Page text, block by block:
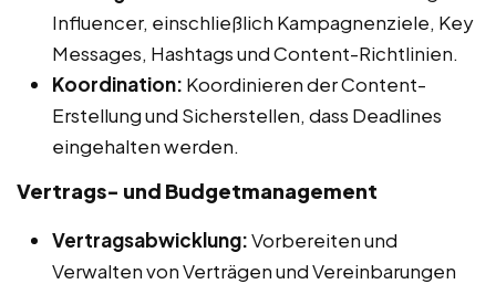
Influencer, einschließlich Kampagnenziele, Key
Messages, Hashtags und Content-Richtlinien.
Koordination: Koordinieren der Content-
Erstellung und Sicherstellen, dass Deadlines
eingehalten werden.
Vertrags- und Budgetmanagement
Vertragsabwicklung:Vorbereiten und
Verwalten von Verträgen und Vereinbarungen